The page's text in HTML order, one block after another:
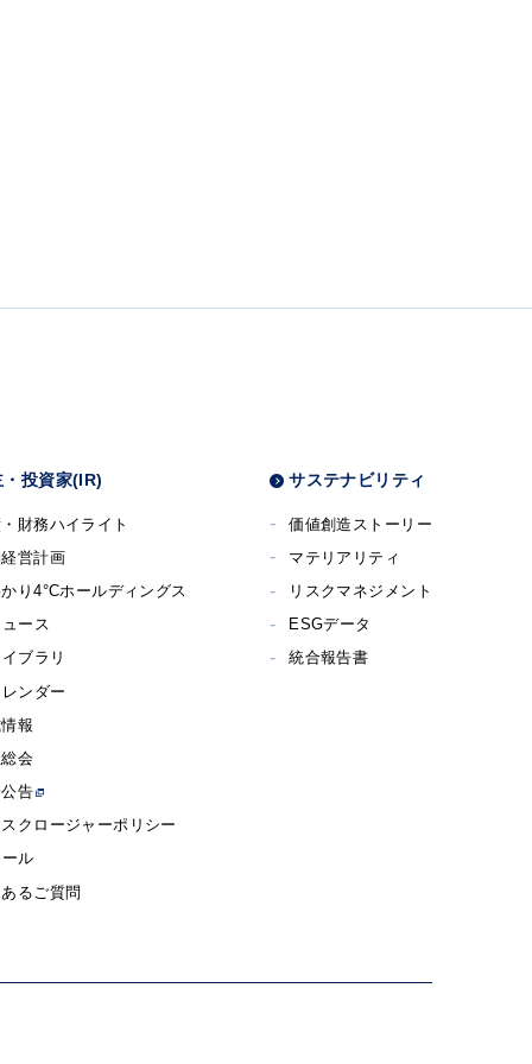
・投資家(IR)
財務ハイライト
営計画
り4°Cホールディングス
ュース
イブラリ
ンダー
報
会
告
クロージャーポリシー
ール
るご質問
サステナビリティ
価値創造ストーリー
マテリアリティ
リスクマネジメント
ESGデータ
統合報告書